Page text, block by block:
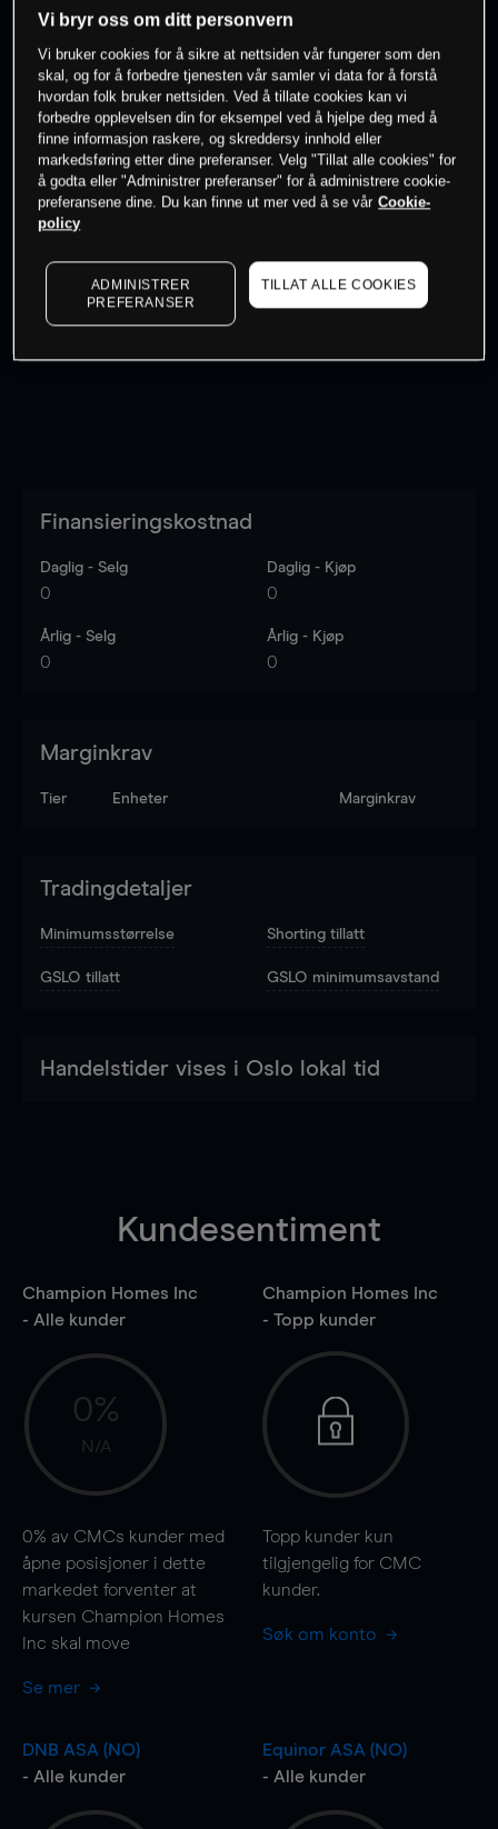
- -
0% av kunder erpå dette instrumentet
Søk om konto
Kursene er veiledende.Log in
Finansieringskostnad
Daglig - Selg
0
Daglig - Kjøp
0
Årlig - Selg
0
Årlig - Kjøp
0
Marginkrav
Tier Enheter Marginkrav
Tradingdetaljer
Minimumsstørrelse Shorting tillatt
GSLO tillatt GSLO minimumsavstand
Handelstider vises i Oslo lokal tid
Kundesentiment
Champion Homes Inc
- Alle kunder
0%
N/A
0% av CMCs kunder med
åpne posisjoner i dette
markedet forventer at
kursen Champion Homes
Inc skal move
Se mer
Champion Homes Inc
- Topp kunder
Topp kunder kun
tilgjengelig for CMC
kunder.
Søk om konto
DNB ASA (NO)
- Alle kunder
Equinor ASA (NO)
- Alle kunder
Vi bryr oss om ditt personvern
Vi bruker cookies for å sikre at nettsiden vår fungerer som den
skal, og for å forbedre tjenesten vår samler vi data for å forstå
hvordan folk bruker nettsiden. Ved å tillate cookies kan vi
forbedre opplevelsen din for eksempel ved å hjelpe deg med å
finne informasjon raskere, og skreddersy innhold eller
markedsføring etter dine preferanser. Velg "Tillat alle cookies" for
å godta eller "Administrer preferanser" for å administrere cookie-
preferansene dine. Du kan finne ut mer ved å se vår Cookie-
policy
ADMINISTRER
PREFERANSER
TILLAT ALLE COOKIES